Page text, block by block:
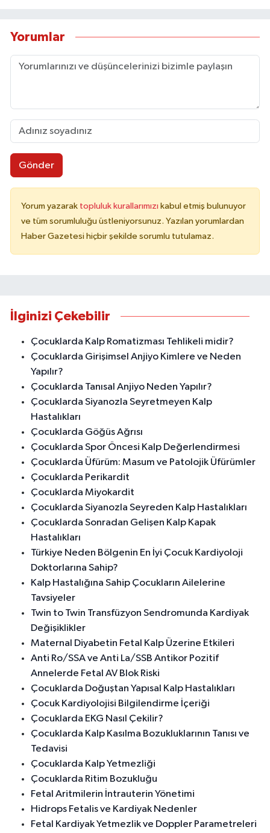
Yorumlar
Gönder
Yorum yazarak topluluk kurallarımızı kabul etmiş bulunuyor
ve tüm sorumluluğu üstleniyorsunuz. Yazılan yorumlardan
Haber Gazetesi hiçbir şekilde sorumlu tutulamaz.
İlginizi Çekebilir
Çocuklarda Kalp Romatizması Tehlikeli midir?
Çocuklarda Girişimsel Anjiyo Kimlere ve Neden
Yapılır?
Çocuklarda Tanısal Anjiyo Neden Yapılır?
Çocuklarda Siyanozla Seyretmeyen Kalp
Hastalıkları
Çocuklarda Göğüs Ağrısı
Çocuklarda Spor Öncesi Kalp Değerlendirmesi
Çocuklarda Üfürüm: Masum ve Patolojik Üfürümler
Çocuklarda Perikardit
Çocuklarda Miyokardit
Çocuklarda Siyanozla Seyreden Kalp Hastalıkları
Çocuklarda Sonradan Gelişen Kalp Kapak
Hastalıkları
Türkiye Neden Bölgenin En İyi Çocuk Kardiyoloji
Doktorlarına Sahip?
Kalp Hastalığına Sahip Çocukların Ailelerine
Tavsiyeler
Twin to Twin Transfüzyon Sendromunda Kardiyak
Değişiklikler
Maternal Diyabetin Fetal Kalp Üzerine Etkileri
Anti Ro/SSA ve Anti La/SSB Antikor Pozitif
Annelerde Fetal AV Blok Riski
Çocuklarda Doğuştan Yapısal Kalp Hastalıkları
Çocuk Kardiyolojisi Bilgilendirme İçeriği
Çocuklarda EKG Nasıl Çekilir?
Çocuklarda Kalp Kasılma Bozukluklarının Tanısı ve
Tedavisi
Çocuklarda Kalp Yetmezliği
Çocuklarda Ritim Bozukluğu
Fetal Aritmilerin İntrauterin Yönetimi
Hidrops Fetalis ve Kardiyak Nedenler
Fetal Kardiyak Yetmezlik ve Doppler Parametreleri